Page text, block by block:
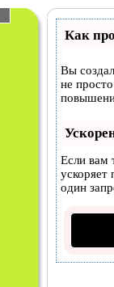
Как
Вы
не
Если вам
ускоряет
один